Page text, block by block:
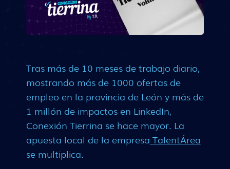
Tras más de 10 meses de trabajo diario,
mostrando más de 1000 ofertas de
empleo en la provincia de León y más de
1 millón de impactos en LinkedIn,
Conexión Tierrina se hace mayor. La
apuesta local de la empresa TalentÁrea
se multiplica.